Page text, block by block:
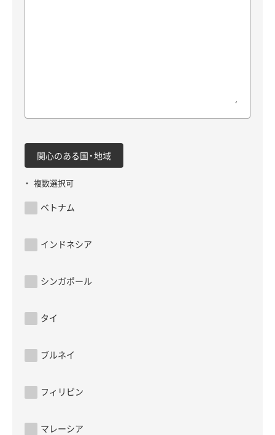
関心のある国・地域
複数選択可
ベトナム
インドネシア
シンガポール
タイ
ブルネイ
フィリピン
マレーシア